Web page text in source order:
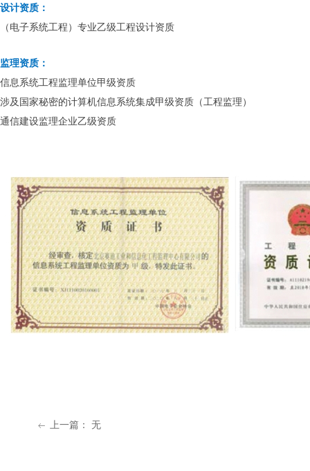
设计资质：
（电子系统工程）专业乙级工程设计资质
监理资质：
信息系统工程监理单位甲级资质
涉及国家秘密的计算机信息系统集成甲级资质（工程监理）
通信建设监理企业乙级资质
ꂃ 上一篇： 无